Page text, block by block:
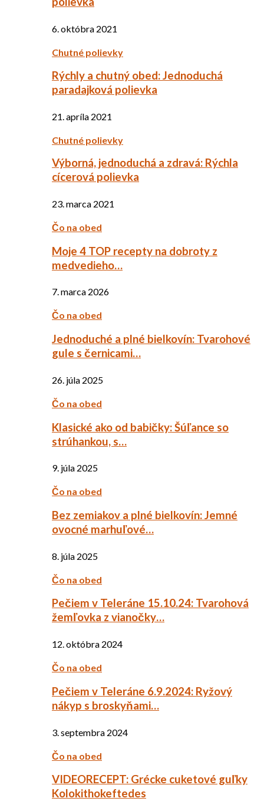
6. októbra 2021
Chutné polievky
Rýchly a chutný obed: Jednoduchá
paradajková polievka
21. apríla 2021
Chutné polievky
Výborná, jednoduchá a zdravá: Rýchla
cícerová polievka
23. marca 2021
Čo na obed
Moje 4 TOP recepty na dobroty z
medvedieho…
7. marca 2026
Čo na obed
Jednoduché a plné bielkovín: Tvarohové
gule s černicami…
26. júla 2025
Čo na obed
Klasické ako od babičky: Šúľance so
strúhankou, s…
9. júla 2025
Čo na obed
Bez zemiakov a plné bielkovín: Jemné
ovocné marhuľové…
8. júla 2025
Čo na obed
Pečiem v Teleráne 15.10.24: Tvarohová
žemľovka z vianočky…
12. októbra 2024
Čo na obed
Pečiem v Teleráne 6.9.2024: Ryžový
nákyp s broskyňami…
3. septembra 2024
Čo na obed
VIDEORECEPT: Grécke cuketové guľky
Kolokithokeftedes